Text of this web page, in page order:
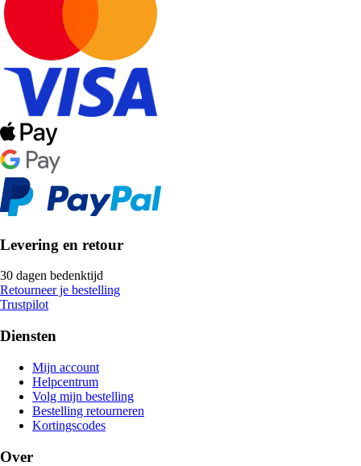
Levering en retour
30 dagen bedenktijd
Retourneer je bestelling
Trustpilot
Diensten
Mijn account
Helpcentrum
Volg mijn bestelling
Bestelling retourneren
Kortingscodes
Over